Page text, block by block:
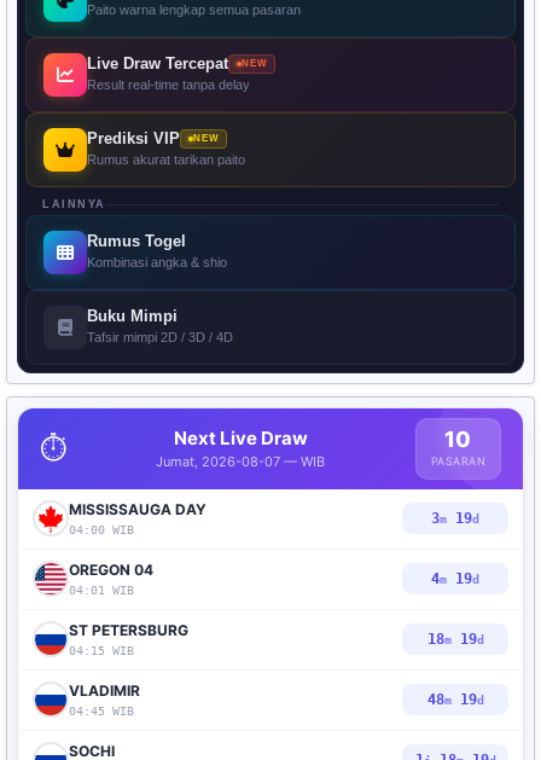
Paito warna lengkap semua pasaran
Live Draw Tercepat NEW
Result real-time tanpa delay
Prediksi VIP NEW
Rumus akurat tarikan paito
LAINNYA
Rumus Togel
Kombinasi angka & shio
Buku Mimpi
Tafsir mimpi 2D / 3D / 4D
⏱️ Next Live Draw
Jumat, 2026-08-07 — WIB
10
PASARAN
MISSISSAUGA DAY
04:00 WIB
3m 18d
OREGON 04
04:01 WIB
4m 18d
ST PETERSBURG
04:15 WIB
18m18d
VLADIMIR
04:45 WIB
48m18d
SOCHI